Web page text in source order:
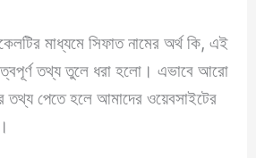
মাধ্যমে সিফাত নামের অর্থ কি, এই
তথ্য তুলে ধরা হলো। এভাবে আরো
তথ্য পেতে হলে আমাদের ওয়েবসাইটের